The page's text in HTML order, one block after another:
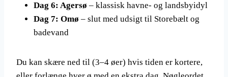
Dag 6: Agersø – klassisk havne- og landsbyidyl
Dag 7: Omø – slut med udsigt til Storebælt og
badevand
Du kan skære ned til (3–4 øer) hvis tiden er kortere,